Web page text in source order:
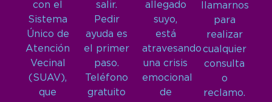
con el
Sistema
Único de
Atención
Vecinal
(SUAV),
que
salir.
Pedir
ayuda es
el primer
paso.
Teléfono
gratuito
allegado
suyo,
está
atravesando
una crisis
emocional
de
llamarnos
para
realizar
cualquier
consulta
o
reclamo.